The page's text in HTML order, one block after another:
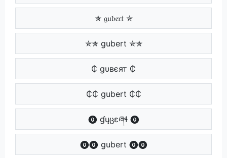
✯ 𝔤𝔲𝔟𝔢𝔯𝔱 ✯
✯✯ gubert ✯✯
₵ gυвєят ₵
₵₵ gubert ₵₵
⓿ ɠųცɛཞɬ ⓿
⓿⓿ gubert ⓿⓿